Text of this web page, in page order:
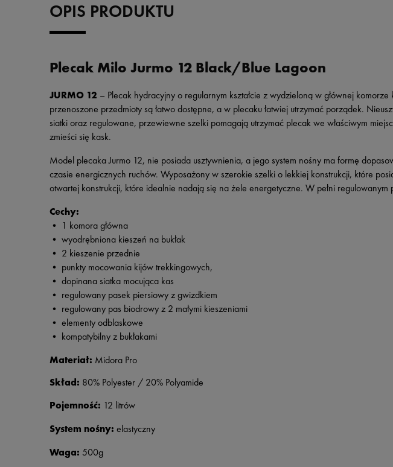
OPIS PRODUKTU
Plecak Milo Jurmo 12 Black/Blue Lagoon
JURMO 12 – Plecak hydracyjny o regularnym kształcie z wydzieloną w głównej
przenoszone przedmioty są łatwo dostępne, a w plecaku łatwiej utrzymać porządek.
siatki oraz regulowane, przewiewne szelki pomagają utrzymać plecak we właściwym
zmieści się kask.
Model plecaka Jurmo 12, nie posiada usztywnienia, a jego system nośny ma formę
czasie energicznych ruchów. Wyposażony w szerokie szelki o lekkiej konstrukcji, które
otwartej konstrukcji, które idealnie nadają się na żele energetyczne. W pełni
Cechy:
• 1 komora główna
• wyodrębniona kieszeń na bukłak
• 2 kieszenie przednie
• punkty mocowania kijów trekkingowych,
• dopinana siatka mocująca kas
• regulowany pasek piersiowy z gwizdkiem
• regulowany pas biodrowy z 2 małymi kieszeniami
• elementy odblaskowe
• kompatybilny z bukłakami
Materiał: Midora Pro
Skład: 80% Polyester / 20% Polyamide
Pojemność: 12 litrów
System nośny: elastyczny
Waga: 500g